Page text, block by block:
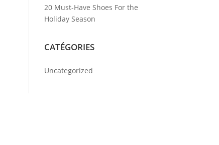
20 Must-Have Shoes For the
Holiday Season
CATÉGORIES
Uncategorized